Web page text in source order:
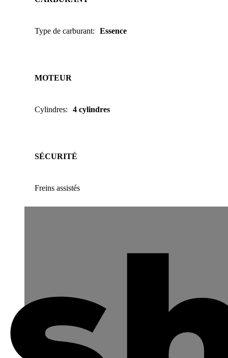
Type de carburant: Essence
MOTEUR
Cylindres: 4 cylindres
SÉCURITÉ
Freins assistés